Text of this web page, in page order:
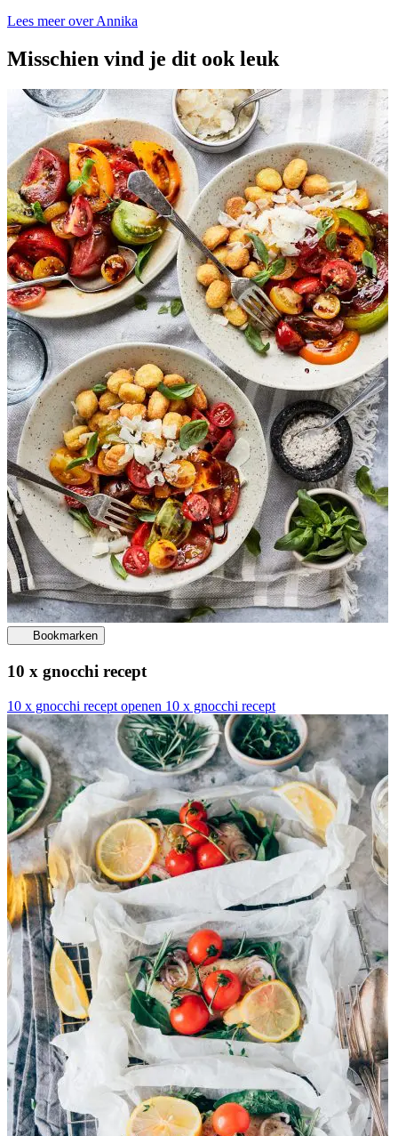
Lees meer over Annika
Misschien vind je dit ook leuk
Bookmarken
10 x gnocchi recept
10 x gnocchi recept openen 10 x gnocchi recept